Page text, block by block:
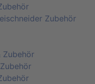
Zubehör
Zubehör